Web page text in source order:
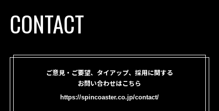
CONTACT
ご意見・ご要望、タイアップ、採用に関する
お問い合わせはこちら
https://spincoaster.co.jp/contact/